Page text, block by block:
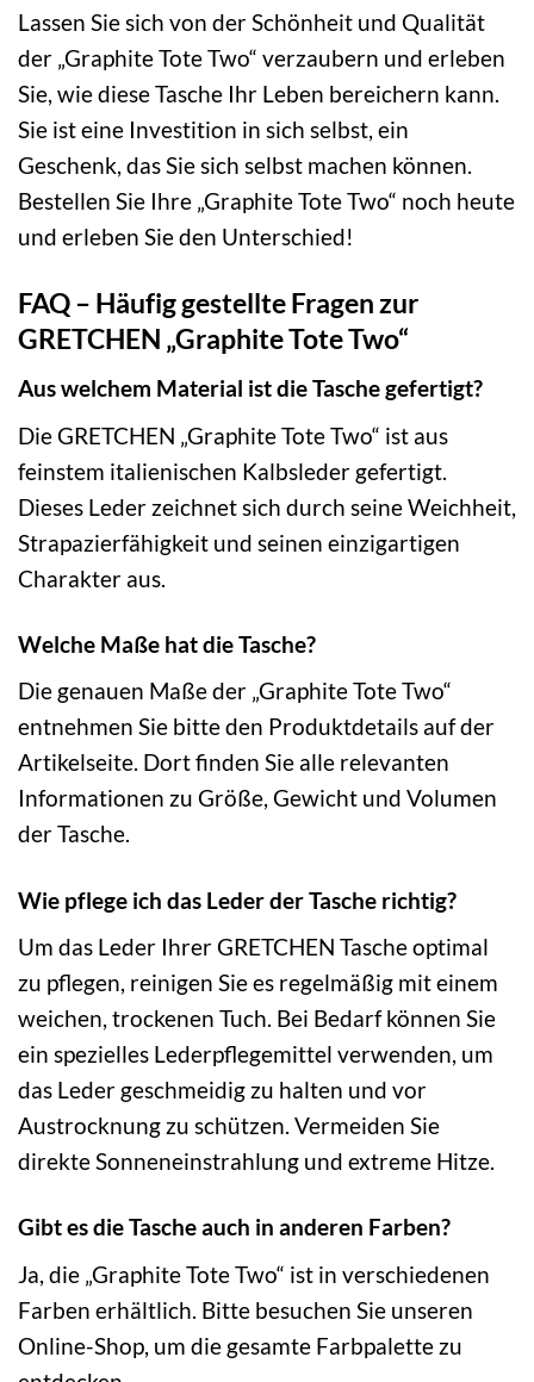
Lassen Sie sich von der Schönheit und Qualität
der „Graphite Tote Two“ verzaubern und erleben
Sie, wie diese Tasche Ihr Leben bereichern kann.
Sie ist eine Investition in sich selbst, ein
Geschenk, das Sie sich selbst machen können.
Bestellen Sie Ihre „Graphite Tote Two“ noch heute
und erleben Sie den Unterschied!
FAQ – Häufig gestellte Fragen zur
GRETCHEN „Graphite Tote Two“
Aus welchem Material ist die Tasche gefertigt?
Die GRETCHEN „Graphite Tote Two“ ist aus
feinstem italienischen Kalbsleder gefertigt.
Dieses Leder zeichnet sich durch seine Weichheit,
Strapazierfähigkeit und seinen einzigartigen
Charakter aus.
Welche Maße hat die Tasche?
Die genauen Maße der „Graphite Tote Two“
entnehmen Sie bitte den Produktdetails auf der
Artikelseite. Dort finden Sie alle relevanten
Informationen zu Größe, Gewicht und Volumen
der Tasche.
Wie pflege ich das Leder der Tasche richtig?
Um das Leder Ihrer GRETCHEN Tasche optimal
zu pflegen, reinigen Sie es regelmäßig mit einem
weichen, trockenen Tuch. Bei Bedarf können Sie
ein spezielles Lederpflegemittel verwenden, um
das Leder geschmeidig zu halten und vor
Austrocknung zu schützen. Vermeiden Sie
direkte Sonneneinstrahlung und extreme Hitze.
Gibt es die Tasche auch in anderen Farben?
Ja, die „Graphite Tote Two“ ist in verschiedenen
Farben erhältlich. Bitte besuchen Sie unseren
Online-Shop, um die gesamte Farbpalette zu